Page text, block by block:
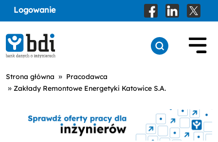
Logowanie
Strona główna » Pracodawca
» Zakłady Remontowe Energetyki Katowice S.A.